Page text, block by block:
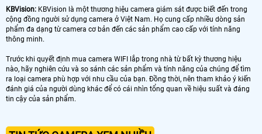
KBVision: KBVision là một thương hiệu camera giám sát được biết đến trong
cộng đồng người sử dụng camera ở Việt Nam. Họ cung cấp nhiều dòng sản
phẩm đa dạng từ camera cơ bản đến các sản phẩm cao cấp với tính năng
thông minh.
Trước khi quyết định mua camera WIFI lắp trong nhà từ bất kỳ thương hiệu
nào, hãy nghiên cứu và so sánh các sản phẩm và tính năng của chúng để tìm
ra loại camera phù hợp với nhu cầu của bạn. Đồng thời, nên tham khảo ý kiến ​​
đánh giá của người dùng khác để có cái nhìn tổng quan về hiệu suất và đáng
tin cậy của sản phẩm.